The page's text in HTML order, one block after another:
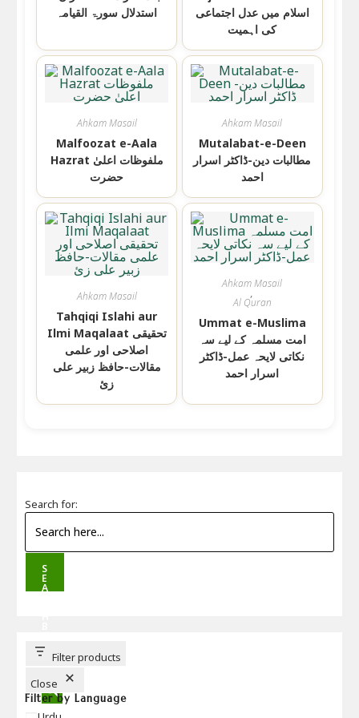
استدلال سورۃ القیامہ
اسلام میں عدل اجتماعی
کی اہمیت
Ahkam Masail
Malfoozat e-Aala
Hazrat ملفوظات اعلیٰ
حضرت
Ahkam Masail
Mutalabat-e-Deen
مطالبات دین-ڈاکٹر اسرار
احمد
Ahkam Masail
Tahqiqi Islahi aur
Ilmi Maqalaat تحقیقی
اصلاحی اور علمی
مقالات-حافظ زبیر علی
زئ
Ahkam Masail
,
Al Quran
Ummat e-Muslima
امت مسلمہ کے لیے سہ
نکاتی لایحہ عمل-ڈاکٹر
اسرار احمد
Search for:
S
E
A
T
T
Filter products
Close
Filter by Language